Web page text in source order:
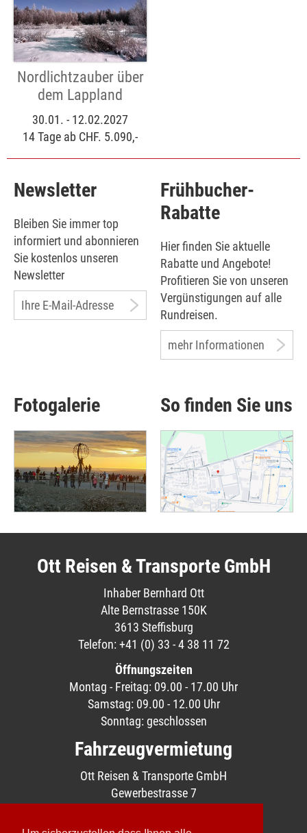
Nordlichtzauber über
dem Lappland
30.01. - 12.02.2027
14 Tage ab CHF. 5.090,-
Newsletter
Bleiben Sie immer top
informiert und abonnieren
Sie kostenlos unseren
Newsletter
Ihre E-Mail-Adresse
Frühbucher-
Rabatte
Hier finden Sie aktuelle
Rabatte und Angebote!
Profitieren Sie von unseren
Vergünstigungen auf alle
Rundreisen.
mehr Informationen
Fotogalerie So finden Sie uns
Ott Reisen & Transporte GmbH
Inhaber Bernhard Ott
Alte Bernstrasse 150K
3613 Steffisburg
Telefon: +41 (0) 33 - 4 38 11 72
Öffnungszeiten
Montag - Freitag: 09.00 - 17.00 Uhr
Samstag: 09.00 - 12.00 Uhr
Sonntag: geschlossen
Fahrzeugvermietung
Ott Reisen & Transporte GmbH
Gewerbestrasse 7